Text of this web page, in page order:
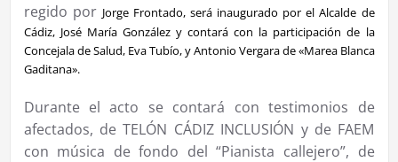
regido por Jorge Frontado, será inaugurado por el Alcalde de
Cádiz, José María González y contará con la participación de la
Concejala de Salud,Eva Tubío, y Antonio Vergara de«Marea Blanca
Gaditana».
Durante el acto se contará con testimonios de
afectados, de TELÓN CÁDIZ INCLUSIÓN y de FAEM
con música de fondo del “Pianista callejero”, de